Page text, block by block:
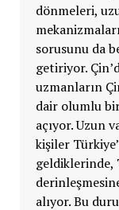
dönmeleri,
sorusunu da
getiriyor.
uzmanların
dair olumlu
açıyor. Uzun
kişiler
geldiklerinde,
alıyor. Bu